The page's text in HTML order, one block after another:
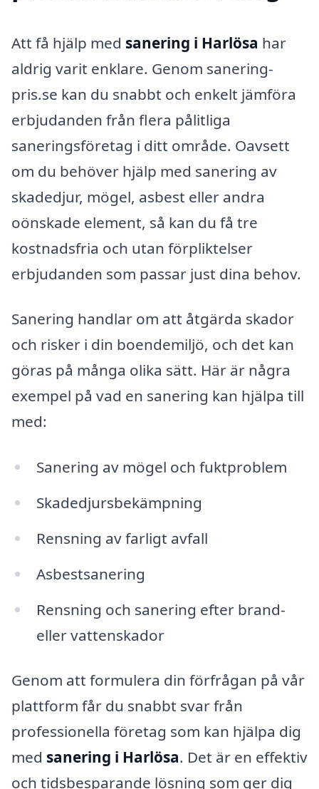
Att få hjälp med sanering i Harlösa har
aldrig varit enklare. Genom sanering-
pris.se kan du snabbt och enkelt jämföra
erbjudanden från flera pålitliga
saneringsföretag i ditt område. Oavsett
om du behöver hjälp med sanering av
skadedjur, mögel, asbest eller andra
oönskade element, så kan du få tre
kostnadsfria och utan förpliktelser
erbjudanden som passar just dina behov.
Sanering handlar om att åtgärda skador
och risker i din boendemiljö, och det kan
göras på många olika sätt. Här är några
exempel på vad en sanering kan hjälpa till
med:
Sanering av mögel och fuktproblem
Skadedjursbekämpning
Rensning av farligt avfall
Asbestsanering
Rensning och sanering efter brand-
eller vattenskador
Genom att formulera din förfrågan på vår
plattform får du snabbt svar från
professionella företag som kan hjälpa dig
med sanering i Harlösa. Det är en effektiv
och tidsbesparande lösning som ger dig